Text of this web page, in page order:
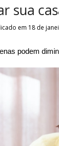
sua
em 18 de
podem